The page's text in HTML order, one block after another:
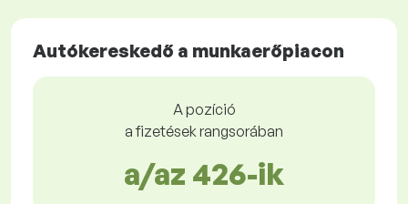
Autókereskedő a munkaerőpiacon
A pozíció
a fizetések rangsorában
a/az 426-ik